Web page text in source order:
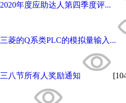
2020年度应助达人第四季度评...
三菱的Q系类PLC的模拟量输入...
三八节所有人奖励通知